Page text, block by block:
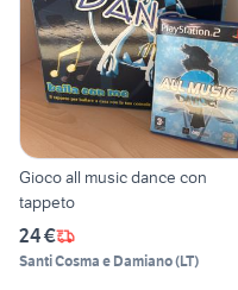
Gioco all music dance con
tappeto
24 €
Santi Cosma e Damiano(LT)